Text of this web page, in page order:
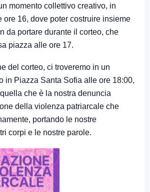
momento collettivo creativo, in
ore 16, dove poter costruire insieme
da portare durante il corteo, che
piazza alle ore 17.
del corteo, ci troveremo in un
in Piazza Santa Sofia alle ore 18:00,
che è la nostra denuncia
della violenza patriarcale che
portando le nostre
corpi e le nostre parole.